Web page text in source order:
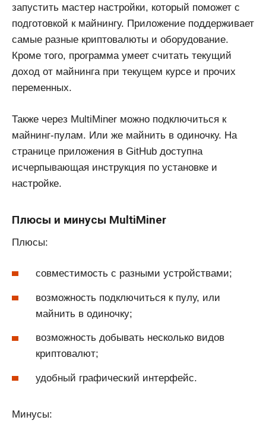
запустить мастер настройки, который поможет с
подготовкой к майнингу. Приложение поддерживает
самые разные криптовалюты и оборудование.
Кроме того, программа умеет считать текущий
доход от майнинга при текущем курсе и прочих
переменных.
Также через MultiMiner можно подключиться к
майнинг-пулам. Или же майнить в одиночку. На
странице приложения в GitHub доступна
исчерпывающая инструкция по установке и
настройке.
Плюсы и минусы MultiMiner
Плюсы:
совместимость с разными устройствами;
возможность подключиться к пулу, или
майнить в одиночку;
возможность добывать несколько видов
криптовалют;
удобный графический интерфейс.
Минусы: